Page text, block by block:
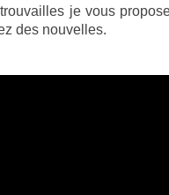
je vous
des nouvelles.